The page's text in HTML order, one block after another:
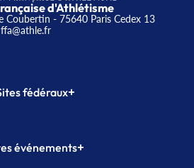
d'Athlétisme
Coubertin - 75640 Paris Cedex 13
fédéraux+
Formation
événements+